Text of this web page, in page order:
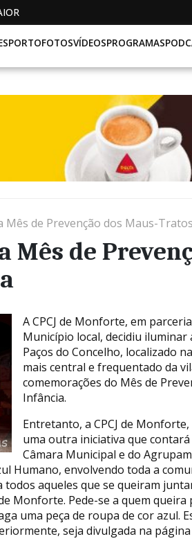
FOTOSVÍDEOSPROGRAMAS
de Prevenção dos Maus-
de
A CPCJ de Monforte, em
Município local, decidiu
Paços do Concelho, localizado
mais central e frequentado da
comemorações do Mês de
Infância.
Entretanto, a CPCJ de
uma outra iniciativa que
Câmara Municipal e do
Humano, envolvendo toda a
aqueles que se queiram
Monforte. Pede-se a quem queira
uma peça de roupa de cor azul.
seja divulgada na página